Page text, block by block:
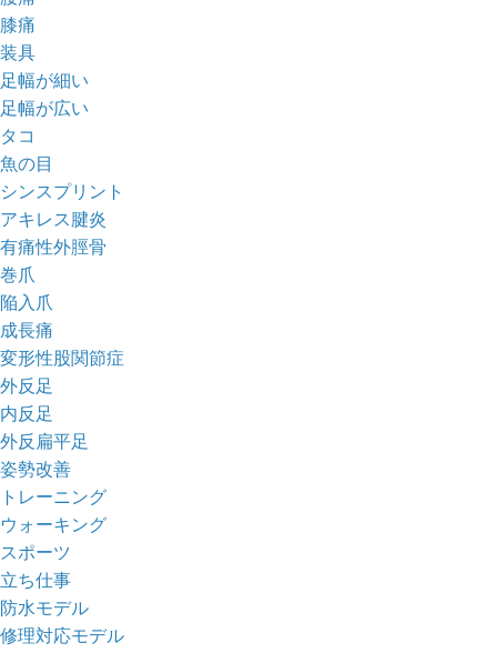
膝痛
装具
足幅が細い
足幅が広い
タコ
魚の目
シンスプリント
アキレス腱炎
有痛性外脛骨
巻爪
陥入爪
成長痛
変形性股関節症
外反足
内反足
外反扁平足
姿勢改善
トレーニング
ウォーキング
スポーツ
立ち仕事
防水モデル
修理対応モデル